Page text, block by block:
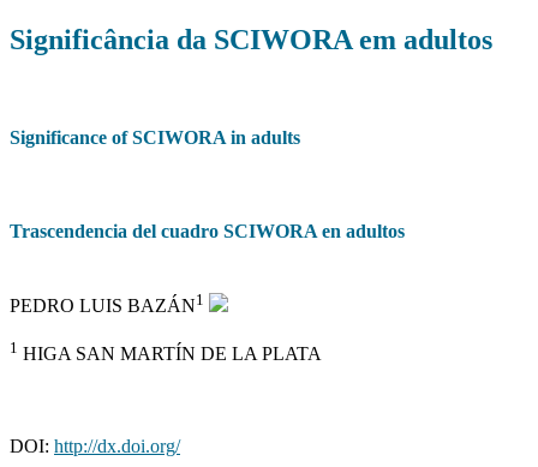
Significância da SCIWORA em adultos
Significance of SCIWORA in adults
Trascendencia del cuadro SCIWORA en adultos
PEDRO LUIS BAZÁN1
1 HIGA SAN MARTÍN DE LA PLATA
DOI: http://dx.doi.org/